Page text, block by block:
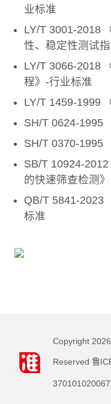
业标准
LY/T 3001-2018
性、稳定性测试
LY/T 3066-2018
程》-行业标准
LY/T 1459-1999
SH/T 0624-1995
SH/T 0370-1995
SB/T 10924-
的快速筛查检测
QB/T 5841-2023
标准
Copyright 2026
Reserved 鲁